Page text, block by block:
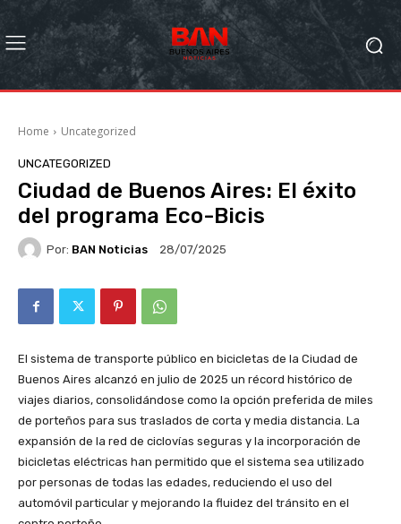
Home Uncategorized
UNCATEGORIZED
Ciudad de Buenos Aires: El éxito
del programa Eco-Bicis
Por: BAN Noticias 28/07/2025
El sistema de transporte público en bicicletas de la Ciudad de
Buenos Aires alcanzó en julio de 2025 un récord histórico de
viajes diarios, consolidándose como la opción preferida de miles
de porteños para sus traslados de corta y media distancia. La
expansión de la red de ciclovías seguras y la incorporación de
bicicletas eléctricas han permitido que el sistema sea utilizado
por personas de todas las edades, reduciendo el uso del
automóvil particular y mejorando la fluidez del tránsito en el